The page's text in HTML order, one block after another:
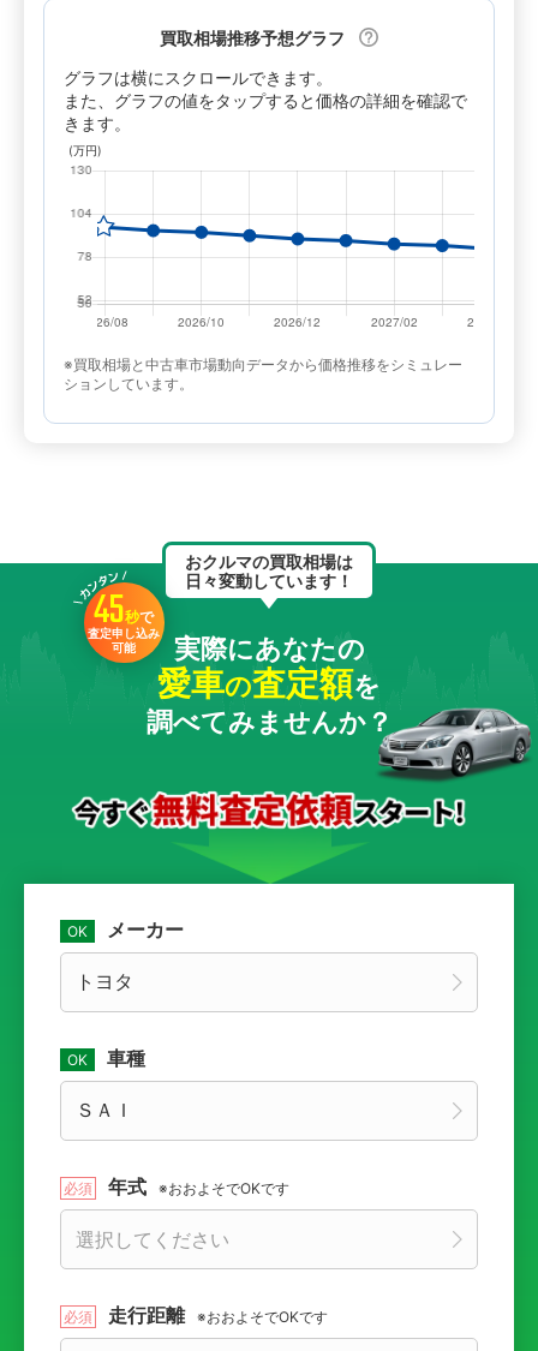
買取相場推移予想グラフ
グラフは横にスクロールできます。
また、グラフの値をタップすると価格の詳細を確認で
きます。
※買取相場と中古車市場動向データから価格推移をシミュレー
ションしています。
おクルマの買取相場は
日々変動しています！
45秒で
査定申し込み
可能
実際にあなたの
愛車の査定額を
調べてみませんか？
メーカー
車種
年式 ※おおよそでOKです
走行距離 ※おおよそでOKです